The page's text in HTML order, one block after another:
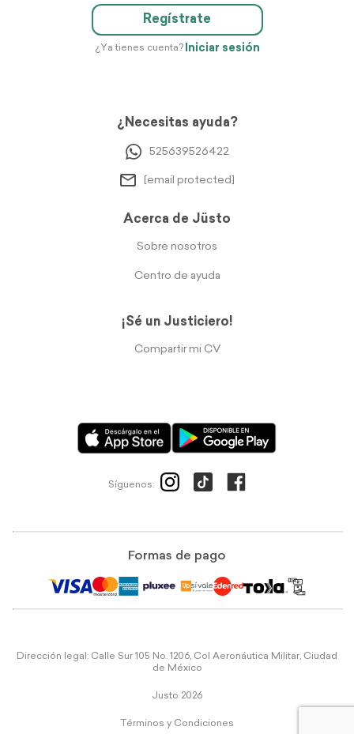
Regístrate
¿Ya tienes cuenta? Iniciar sesión
¿Necesitas ayuda?
525639526422
[email protected]
Acerca de Jüsto
Sobre nosotros
Centro de ayuda
¡Sé un Justiciero!
Compartir mi CV
Síguenos:
Formas de pago
Dirección legal: Calle Sur 105 No. 1206, Col Aeronáutica Militar, Ciudad
de México
Justo 2026
Términos y Condiciones